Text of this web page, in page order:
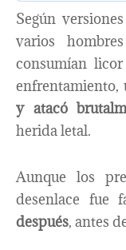
Según
varios
consumían
enfrentamiento,
y atacó
herida letal.
Aunque los
desenlace fue
después, antes